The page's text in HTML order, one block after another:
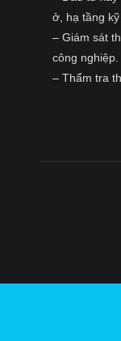
ở, hạ tầng kỹ
– Giám sát
công nghiệp.
– Thẩm tra